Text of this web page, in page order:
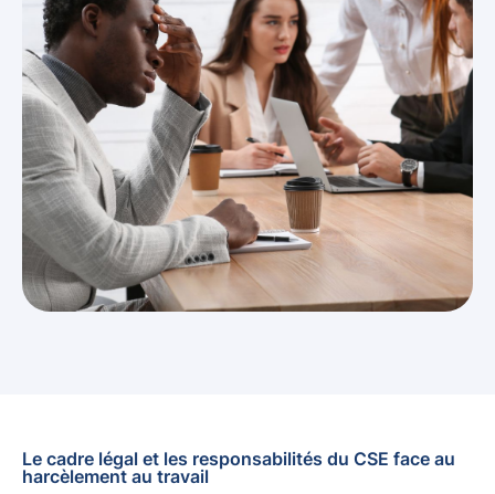
Le cadre légal et les responsabilités du CSE face au
harcèlement au travail